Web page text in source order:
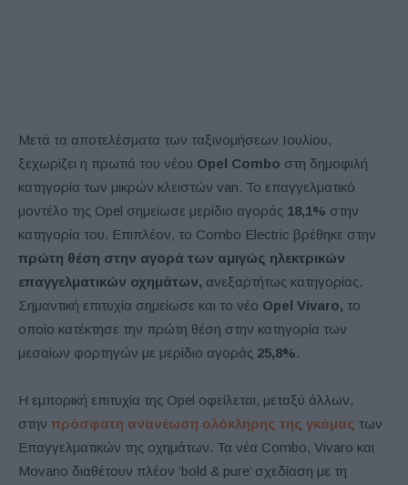
Μετά τα αποτελέσματα των ταξινομήσεων Ιουλίου,
ξεχωρίζει η πρωτιά του νέου Opel Combo στη δημοφιλή
κατηγορία των μικρών κλειστών van. Το επαγγελματικό
μοντέλο της Opel σημείωσε μερίδιο αγοράς 18,1% στην
κατηγορία του. Επιπλέον, το Combo Electric βρέθηκε στην
πρώτη θέση στην αγορά των αμιγώς ηλεκτρικών
επαγγελματικών οχημάτων, ανεξαρτήτως κατηγορίας.
Σημαντική επιτυχία σημείωσε και το νέο Opel Vivaro, το
οποίο κατέκτησε την πρώτη θέση στην κατηγορία των
μεσαίων φορτηγών με μερίδιο αγοράς 25,8%.
Η εμπορική επιτυχία της Opel οφείλεται, μεταξύ άλλων,
στην πρόσφατη ανανέωση ολόκληρης της γκάμας των
Επαγγελματικών της οχημάτων. Τα νέα Combo, Vivaro και
Movano διαθέτουν πλέον ‘bold & pure’ σχεδίαση με τη